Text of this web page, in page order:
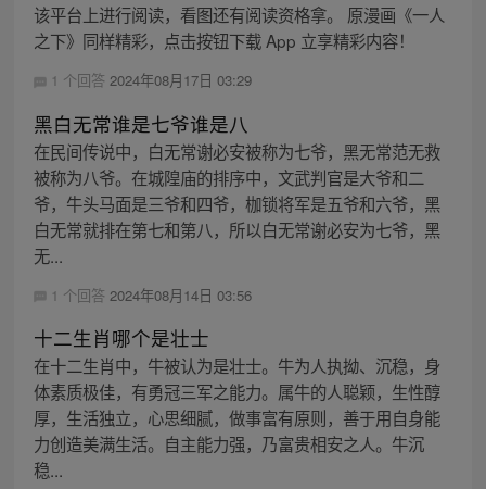
该平台上进行阅读，看图还有阅读资格拿。 原漫画《一人
之下》同样精彩，点击按钮下载 App 立享精彩内容！
1 个回答 2024年08月17日 03:29
黑白无常谁是七爷谁是八
在民间传说中，白无常谢必安被称为七爷，黑无常范无救
被称为八爷。在城隍庙的排序中，文武判官是大爷和二
爷，牛头马面是三爷和四爷，枷锁将军是五爷和六爷，黑
白无常就排在第七和第八，所以白无常谢必安为七爷，黑
无...
1 个回答 2024年08月14日 03:56
十二生肖哪个是壮士
在十二生肖中，牛被认为是壮士。牛为人执拗、沉稳，身
体素质极佳，有勇冠三军之能力。属牛的人聪颖，生性醇
厚，生活独立，心思细腻，做事富有原则，善于用自身能
力创造美满生活。自主能力强，乃富贵相安之人。牛沉
稳...